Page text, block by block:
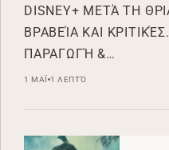
DISNEY+ ΜΕΤΆ ΤΗ
ΒΡΑΒΕΊΑ ΚΑΙ
ΠΑΡΑΓΩΓΉ &…
1 ΜΑΪ 1 ΛΕΠΤΌ